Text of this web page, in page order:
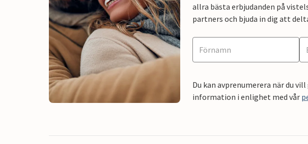
allra bästa erbjudanden på
partners och bjuda in dig att
Du kan avprenumerera när du
information i enlighet med vår